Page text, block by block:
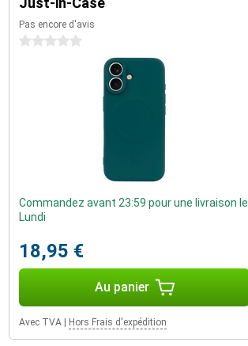
Pas encore d'avis
0 étoiles
Commandez avant 23:59 pour une livraison le
Lundi
18,95 €
Au panier
Avec TVA Hors Frais d'expédition